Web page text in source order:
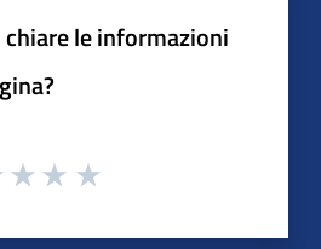
le informazioni